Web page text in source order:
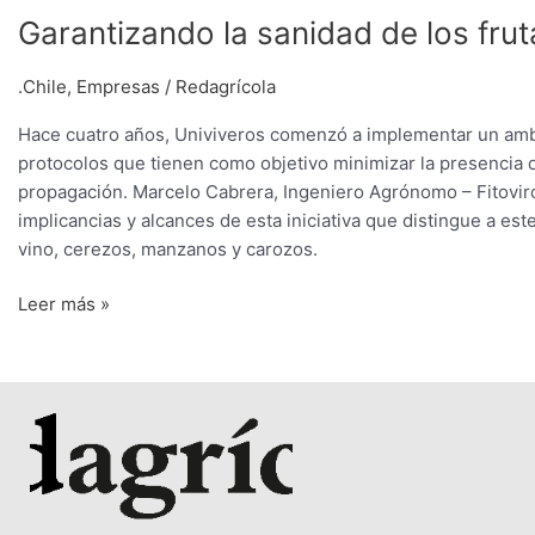
Garantizando la sanidad de los
.Chile, Empresas / Redagrícola
Hace cuatro años, Univiveros comenzó a implementar un
protocolos que tienen como objetivo minimizar la
propagación. Marcelo Cabrera, Ingeniero Agrónomo –
implicancias y alcances de esta iniciativa que distingue a
vino, cerezos, manzanos y carozos.
Leer más »